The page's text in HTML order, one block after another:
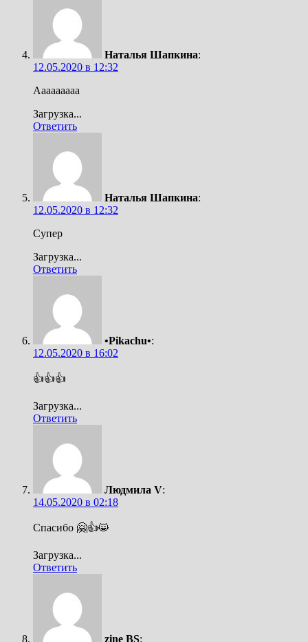
Наталья Шапкина:
12.05.2020 в 12:32
Ааааааааа
Загрузка...
Ответить
Наталья Шапкина:
12.05.2020 в 12:32
Супер
Загрузка...
Ответить
•Pikachu•:
12.05.2020 в 16:02
👍👍👍
Загрузка...
Ответить
Людмила V:
14.05.2020 в 02:18
Спасибо 🤗👍😸
Загрузка...
Ответить
zine BS: